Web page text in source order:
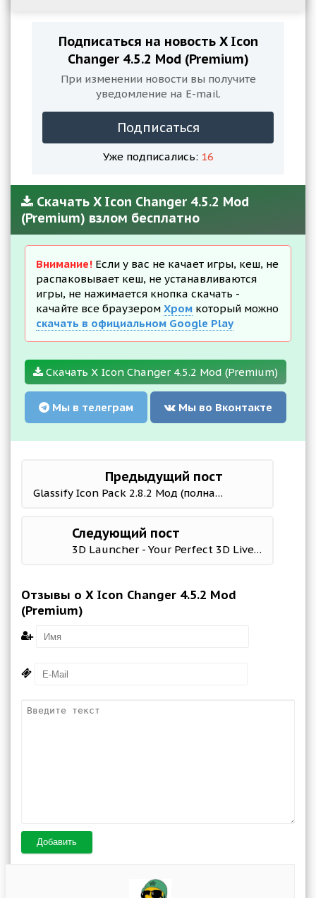
Подписаться на новость X Icon
Changer 4.5.2 Mod (Premium)
При изменении новости вы получите
уведомление на E-mail.
Подписаться
Уже подписались: 16
Скачать X Icon Changer 4.5.2 Mod
(Premium) взлом бесплатно
Внимание! Если у вас не качает игры, кеш, не
распаковывает кеш, не устанавливаются
игры, не нажимается кнопка скачать -
качайте все браузером Хром который можно
скачать в официальном Google Play
Скачать X Icon Changer 4.5.2 Mod (Premium)
Мы в телеграм Мы во Вконтакте
Предыдущий пост
Glassify Icon Pack 2.8.2 Мод (полная версия)
Следующий пост
3D Launcher - Your Perfect 3D Live Launcher 7.8 Mod (Premium)
Отзывы о X Icon Changer 4.5.2 Mod
(Premium)
Добавить